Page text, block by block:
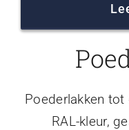
Poederlakken
RAL-kleur,